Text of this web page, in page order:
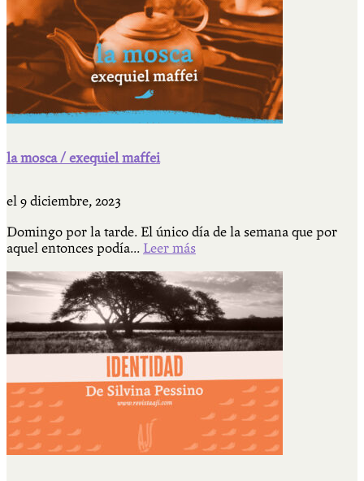
la mosca / exequiel maffei
el 9 diciembre, 2023
Domingo por la tarde. El único día de la semana que por
aquel entonces podía... Leer más